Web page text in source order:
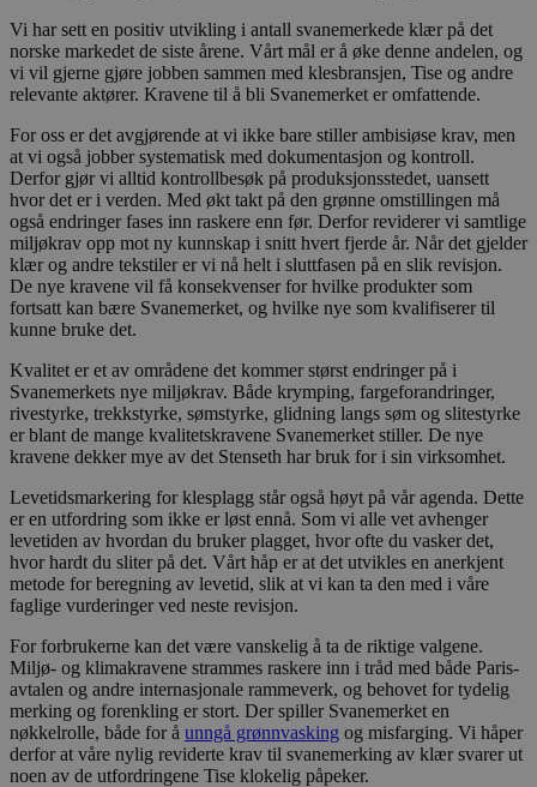
Vi har sett en positiv utvikling i antall svanemerkede klær på det
norske markedet de siste årene. Vårt mål er å øke denne andelen, og
vi vil gjerne gjøre jobben sammen med klesbransjen, Tise og andre
relevante aktører. Kravene til å bli Svanemerket er omfattende.
For oss er det avgjørende at vi ikke bare stiller ambisiøse krav, men
at vi også jobber systematisk med dokumentasjon og kontroll.
Derfor gjør vi alltid kontrollbesøk på produksjonsstedet, uansett
hvor det er i verden. Med økt takt på den grønne omstillingen må
også endringer fases inn raskere enn før. Derfor reviderer vi samtlige
miljøkrav opp mot ny kunnskap i snitt hvert fjerde år. Når det gjelder
klær og andre tekstiler er vi nå helt i sluttfasen på en slik revisjon.
De nye kravene vil få konsekvenser for hvilke produkter som
fortsatt kan bære Svanemerket, og hvilke nye som kvalifiserer til
kunne bruke det.
Kvalitet er et av områdene det kommer størst endringer på i
Svanemerkets nye miljøkrav. Både krymping, fargeforandringer,
rivestyrke, trekkstyrke, sømstyrke, glidning langs søm og slitestyrke
er blant de mange kvalitetskravene Svanemerket stiller. De nye
kravene dekker mye av det Stenseth har bruk for i sin virksomhet.
Levetidsmarkering for klesplagg står også høyt på vår agenda. Dette
er en utfordring som ikke er løst ennå. Som vi alle vet avhenger
levetiden av hvordan du bruker plagget, hvor ofte du vasker det,
hvor hardt du sliter på det. Vårt håp er at det utvikles en anerkjent
metode for beregning av levetid, slik at vi kan ta den med i våre
faglige vurderinger ved neste revisjon.
For forbrukerne kan det være vanskelig å ta de riktige valgene.
Miljø- og klimakravene strammes raskere inn i tråd med både Paris-
avtalen og andre internasjonale rammeverk, og behovet for tydelig
merking og forenkling er stort. Der spiller Svanemerket en
nøkkelrolle, både for å unngå grønnvasking og misfarging. Vi håper
derfor at våre nylig reviderte krav til svanemerking av klær svarer ut
noen av de utfordringene Tise klokelig påpeker.